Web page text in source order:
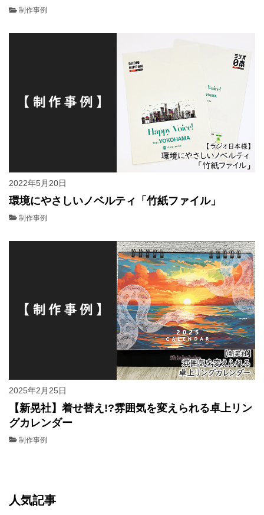
制作事例
2022年5月20日
環境にやさしいノベルティ「竹紙ファイル」
制作事例
2025年2月25日
【新晃社】着せ替え!?雰囲気を変えられる卓上リン
グカレンダー
制作事例
人気記事